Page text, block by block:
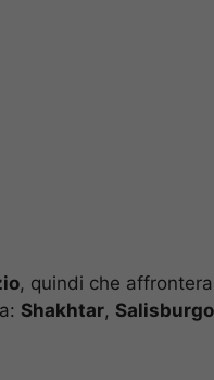
, quindi che
Shakhtar, Salisburgo